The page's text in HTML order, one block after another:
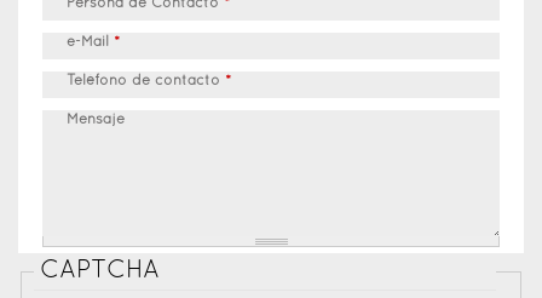
Persona de Contacto *
e-Mail *
Teléfono de contacto *
Mensaje
CAPTCHA